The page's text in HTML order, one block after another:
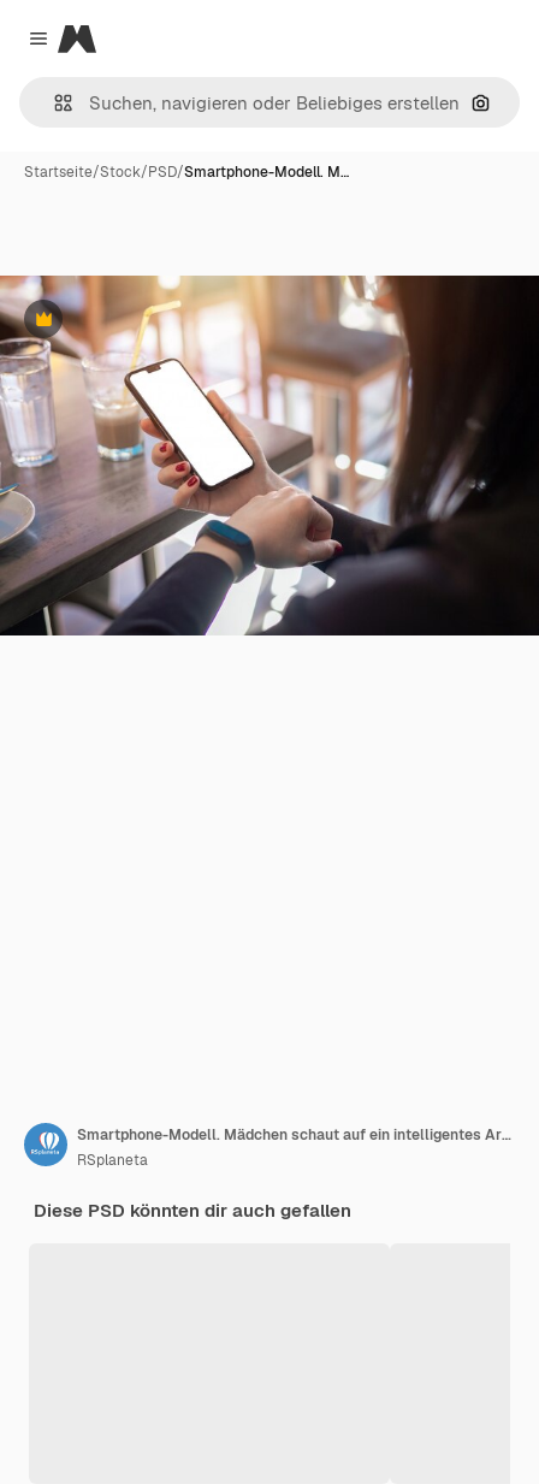
Close menu
Magnific
Nach
Startseite/Stock/PSD/Smartphone-Modell. M…
Premium
Smartphone-Modell. Mädchen schaut auf ein intelligentes Armband. Konzept der Verwendung von Gesundheits-Apps
RSplaneta
Diese PSD könnten dir auch gefallen